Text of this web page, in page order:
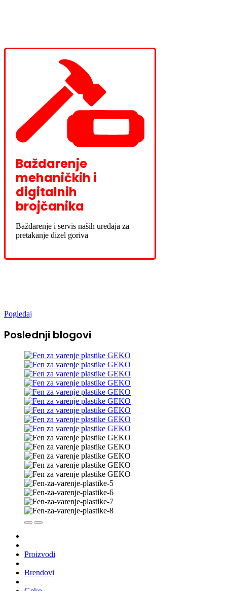
Baždarenje
mehaničkih i
digitalnih
brojčanika
Baždarenje i servis naših uređaja za
pretakanje dizel goriva
Pogledaj
Poslednji blogovi
Proizvodi
Brendovi